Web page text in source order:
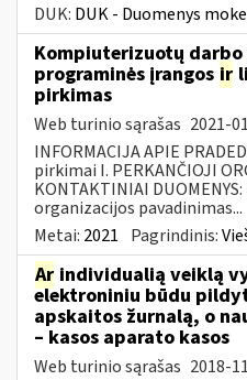
DUK: DUK - Duomenys
Kompiuterizuotų darbo
programinės įrangos ir
pirkimas
Web turinio sąrašas 2021-
INFORMACIJA APIE
pirkimai I. PERKANČIOJI
KONTAKTINIAI
organizacijos pavadinimas...
Metai: 2021 Pagrindinis:
Ar individualią veiklą
elektroniniu būdu
apskaitos žurnalą, o
– kasos aparato kasos
Web turinio sąrašas 2018-